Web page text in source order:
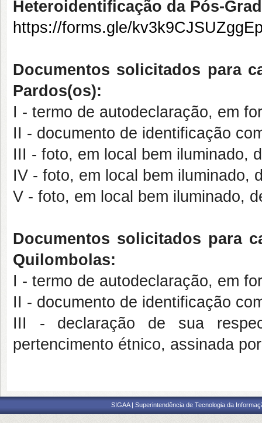
Heteroidentificação da Pós-
https://forms.gle/
Documentos solicitados para
Pardos(os):
I - termo de autodeclaração, em
II - documento de identificação
III - foto, em local bem iluminado,
IV - foto, em local bem iluminado,
V - foto, em local bem iluminado,
Documentos solicitados para
Quilombolas:
I - termo de autodeclaração, em
II - documento de identificação
III - declaração de sua
pertencimento étnico, assinada
SIGAA | Superintendência de Tecnologia da